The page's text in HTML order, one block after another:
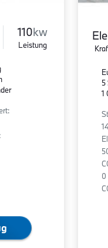
110kw
Leistung
5
1
0